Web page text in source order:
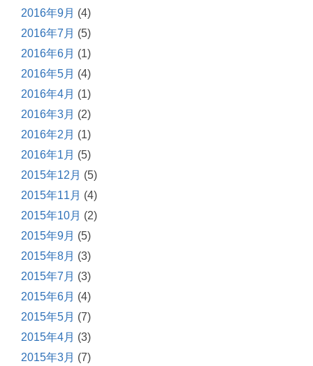
2016年9月 (4)
2016年7月 (5)
2016年6月 (1)
2016年5月 (4)
2016年4月 (1)
2016年3月 (2)
2016年2月 (1)
2016年1月 (5)
2015年12月 (5)
2015年11月 (4)
2015年10月 (2)
2015年9月 (5)
2015年8月 (3)
2015年7月 (3)
2015年6月 (4)
2015年5月 (7)
2015年4月 (3)
2015年3月 (7)